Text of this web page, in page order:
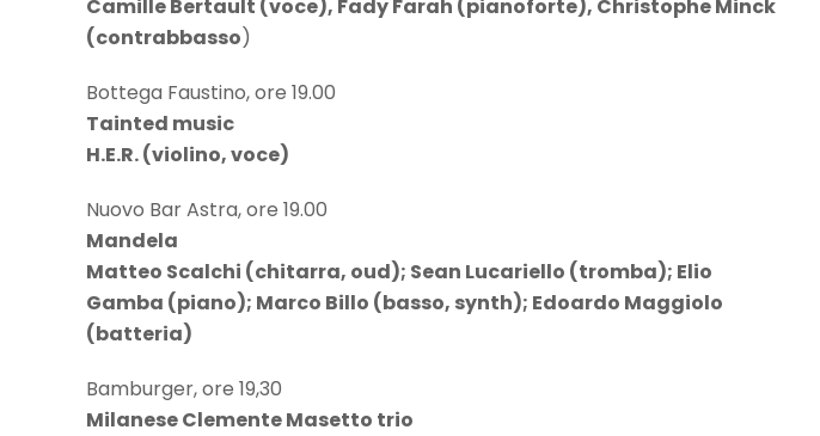
Camille Bertault (voce), Fady Farah (pianoforte), Christophe Minck
(contrabbasso)
Bottega Faustino, ore 19.00
Tainted music
H.E.R. (violino, voce)
Nuovo Bar Astra, ore 19.00
Mandela
Matteo Scalchi (chitarra, oud); Sean Lucariello (tromba); Elio
Gamba (piano); Marco Billo (basso, synth); Edoardo Maggiolo
(batteria)
Bamburger, ore 19,30
Milanese Clemente Masetto trio